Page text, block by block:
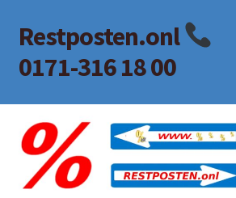
Zur
Navigation
springen
Zum
Inhalt
springen
Restposten.onl
0171-316 18 00
Start
AGB
Alle Kategorien